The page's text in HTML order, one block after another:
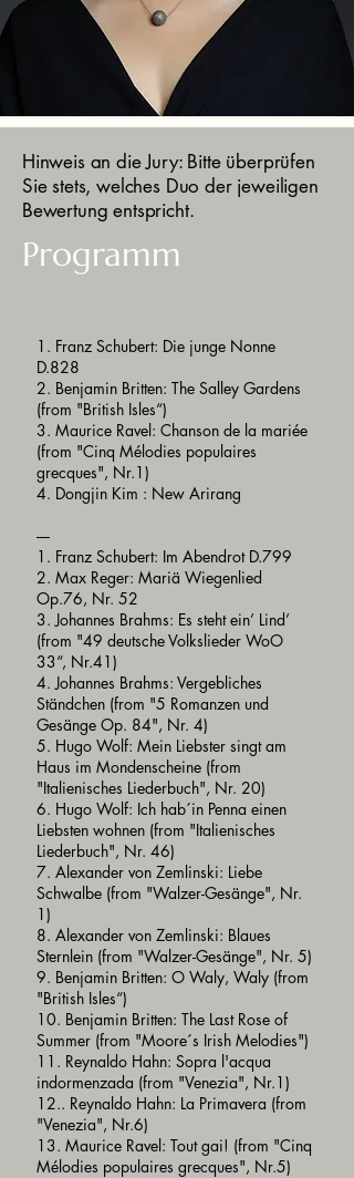
Hinweis an die Jury: Bitte überprüfen
Sie stets, welches Duo der jeweiligen
Bewertung entspricht.
Programm
1. Franz Schubert: Die junge Nonne
D.828
2. Benjamin Britten: The Salley Gardens
(from "British Isles“)
3. Maurice Ravel: Chanson de la mariée
(from "Cinq Mélodies populaires
grecques", Nr.1)
4. Dongjin Kim : New Arirang
----
1. Franz Schubert: Im Abendrot D.799
2. Max Reger: Mariä Wiegenlied
Op.76, Nr. 52
3. Johannes Brahms: Es steht ein’ Lind’
(from "49 deutsche Volkslieder WoO
33“, Nr.41)
4. Johannes Brahms: Vergebliches
Ständchen (from "5 Romanzen und
Gesänge Op. 84", Nr. 4)
5. Hugo Wolf: Mein Liebster singt am
Haus im Mondenscheine (from
"Italienisches Liederbuch", Nr. 20)
6. Hugo Wolf: Ich hab´in Penna einen
Liebsten wohnen (from "Italienisches
Liederbuch", Nr. 46)
7. Alexander von Zemlinski: Liebe
Schwalbe (from "Walzer-Gesänge", Nr.
1)
8. Alexander von Zemlinski: Blaues
Sternlein (from "Walzer-Gesänge", Nr. 5)
9. Benjamin Britten: O Waly, Waly (from
"British Isles“)
10. Benjamin Britten: The Last Rose of
Summer (from "Moore´s Irish Melodies")
11. Reynaldo Hahn: Sopra l'acqua
indormenzada (from "Venezia", Nr.1)
12.. Reynaldo Hahn: La Primavera (from
"Venezia", Nr.6)
13. Maurice Ravel: Tout gai! (from "Cinq
Mélodies populaires grecques", Nr.5)